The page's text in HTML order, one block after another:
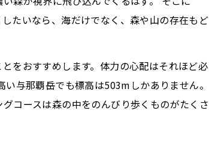
たいなら、海だけでなく、森や山の存在もど
をおすすめします。体力の心配はそれほど必
与那覇岳でも標高は503mしかありません。
コースは森の中をのんびり歩くものがたくさ